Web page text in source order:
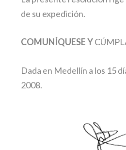
de su expedición.
COMUNÍQUESE Y
Dada en Medellín a los 15
2008.